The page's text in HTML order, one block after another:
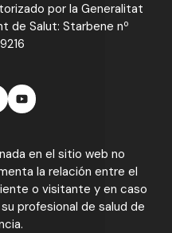
por la Generalitat
de Salut: Starbene nº
en el sitio web no
la relación entre el
o visitante y en caso
profesional de salud de